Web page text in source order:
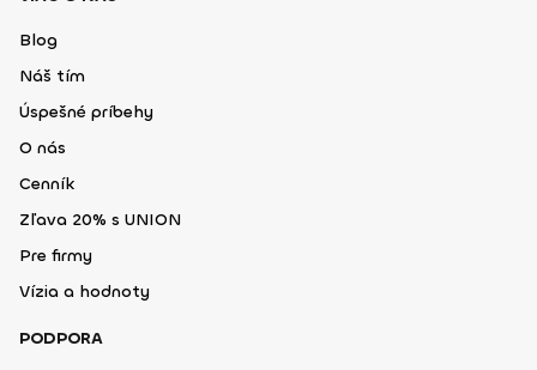
Blog
Náš tím
Úspešné príbehy
O nás
Cenník
Zľava 20% s UNION
Pre firmy
Vízia a hodnoty
PODPORA